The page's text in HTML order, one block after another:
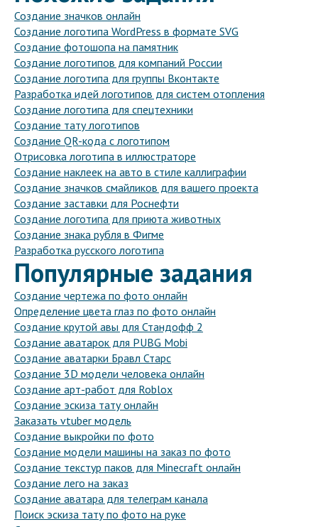
Создание значков онлайн
Создание логотипа WordPress в формате SVG
Создание фотошопа на памятник
Создание логотипов для компаний России
Создание логотипа для группы Вконтакте
Разработка идей логотипов для систем отопления
Создание логотипа для спецтехники
Создание тату логотипов
Создание QR-кода с логотипом
Отрисовка логотипа в иллюстраторе
Создание наклеек на авто в стиле каллиграфии
Создание значков смайликов для вашего проекта
Создание заставки для Роснефти
Создание логотипа для приюта животных
Создание знака рубля в Фигме
Разработка русского логотипа
Популярные задания
Создание чертежа по фото онлайн
Определение цвета глаз по фото онлайн
Создание крутой авы для Стандофф 2
Создание аватарок для PUBG Mobi
Создание аватарки Бравл Старс
Создание 3D модели человека онлайн
Создание арт-работ для Roblox
Создание эскиза тату онлайн
Заказать vtuber модель
Создание выкройки по фото
Создание модели машины на заказ по фото
Создание текстур паков для Minecraft онлайн
Создание лего на заказ
Создание аватара для телеграм канала
Поиск эскиза тату по фото на руке